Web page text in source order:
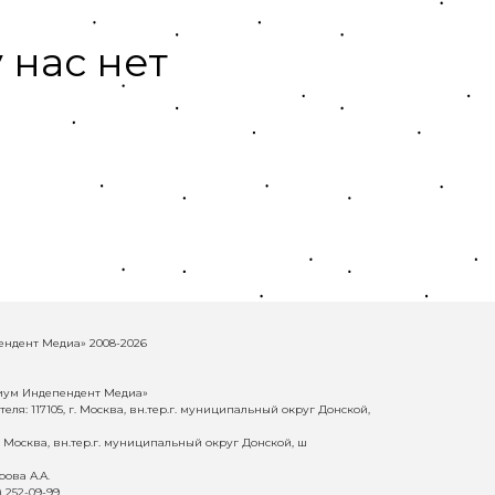
нет
Медиа» 2008-2026
Индепендент Медиа»
117105, г. Москва, вн.тер.г. муниципальный округ Донской,
Москва, вн.тер.г. муниципальный округ Донской, ш
А.А.